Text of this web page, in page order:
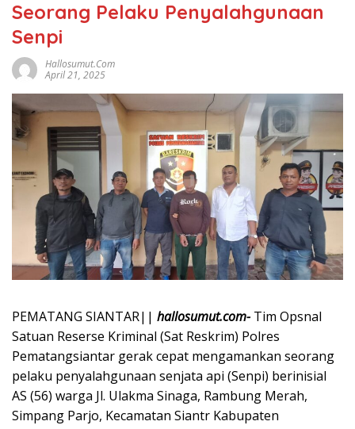
Seorang Pelaku Penyalahgunaan
Senpi
Hallosumut.com
April 21, 2025
PEMATANG SIANTAR|| hallosumut.com- Tim Opsnal
Satuan Reserse Kriminal (Sat Reskrim) Polres
Pematangsiantar gerak cepat mengamankan seorang
pelaku penyalahgunaan senjata api (Senpi) berinisial
AS (56) warga Jl. Ulakma Sinaga, Rambung Merah,
Simpang Parjo, Kecamatan Siantr Kabupaten